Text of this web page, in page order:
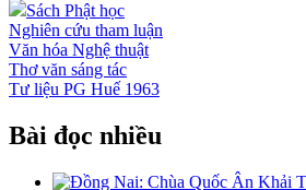
Sách Phật học
Nghiên cứu tham luận
Văn hóa Nghệ thuật
Thơ văn sáng tác
Tư liệu PG Huế 1963
Bài đọc nhiều